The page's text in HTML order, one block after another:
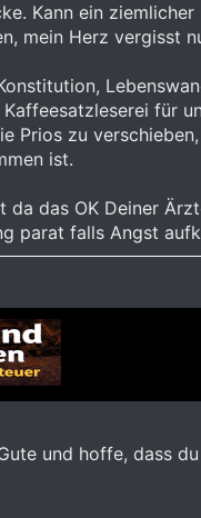
Kann ein
mein Herz vergisst
für
Prios zu
ist.
das OK Deiner
parat falls Angst
und hoffe, dass